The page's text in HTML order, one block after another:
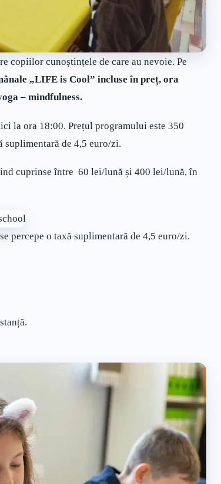
copiilor cunoștințele de care au nevoie. Pe
„LIFE is Cool” incluse în preț, ora
– mindfulness.
la ora 18:00. Prețul programului este 350
suplimentară de 4,5 euro/zi.
cuprinse între 60 lei/lună și 400 lei/lună, în
percepe o taxă suplimentară de 4,5 euro/zi.